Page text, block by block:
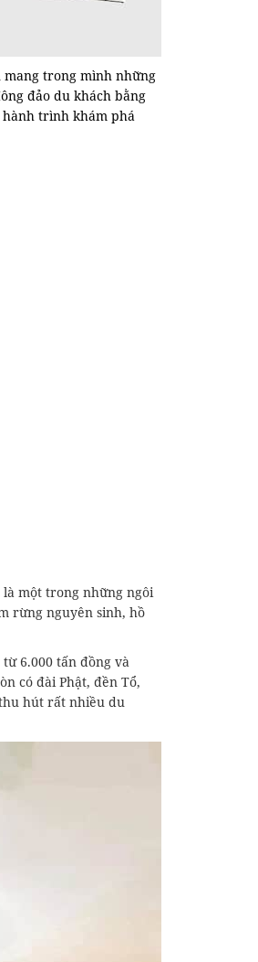
mang trong mình những
đảo du khách bằng
hành trình khám phá
là một trong những ngôi
rừng nguyên sinh, hồ
6.000 tấn đồng và
có đài Phật, đền Tổ,
hút rất nhiều du